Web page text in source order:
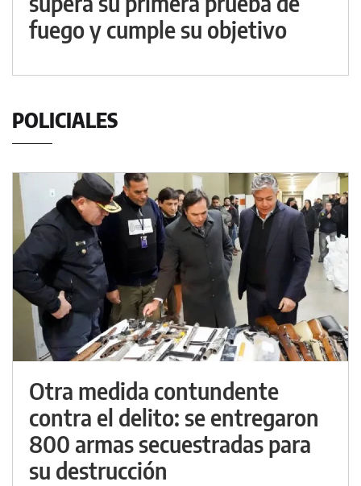
fuego y cumple su objetivo
POLICIALES
Otra medida contundente
contra el delito: se entregaron
800 armas secuestradas para
su destrucción